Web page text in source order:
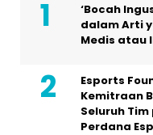
‘Bocah
dalam Arti
Medis atau
Esports
Kemitraan
Seluruh
Perdana